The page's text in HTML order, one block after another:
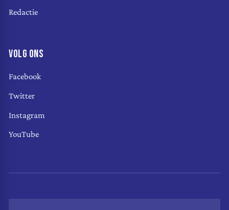
Redactie
VOLG ONS
Facebook
Twitter
Instagram
YouTube